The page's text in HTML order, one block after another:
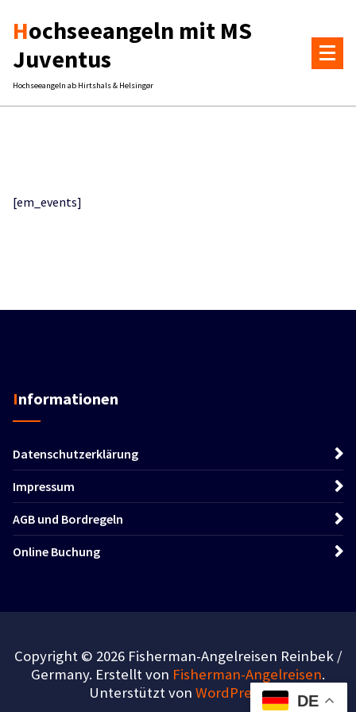
Inhalt
Hochseeangeln mit MS
Juventus
Hochseeangeln ab Hirtshals & Helsingør
[em_events]
Informationen
Datenschutzerklärung
Impressum
AGB und Bordregeln
Online Buchung
Copyright © 2026 Fisherman-Angelreisen Reinbek /
Germany. Erstellt von Fisherman-Angelreisen.
Unterstützt von WordPress. DE